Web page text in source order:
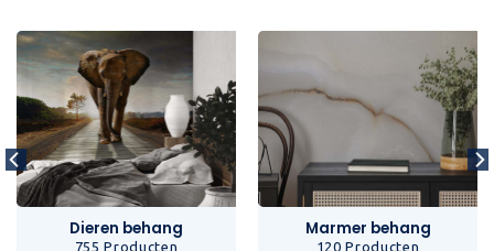
Dieren behang
755 Producten
Marmer behang
120 Producten